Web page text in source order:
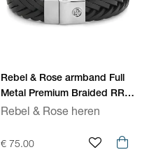
Rebel & Rose armband Full
Metal Premium Braided RR-
M0052-S
Rebel & Rose heren
€ 75.00